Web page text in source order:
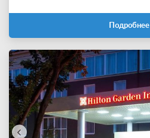
Подробнее